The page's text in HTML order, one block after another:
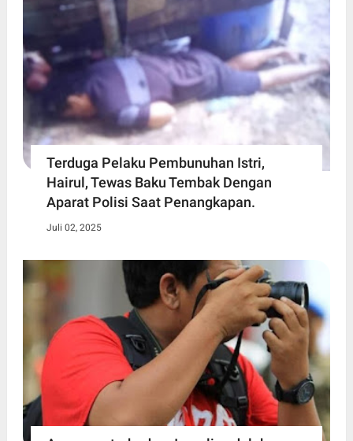
Terduga Pelaku Pembunuhan Istri,
Hairul, Tewas Baku Tembak Dengan
Aparat Polisi Saat Penangkapan.
Juli 02, 2025